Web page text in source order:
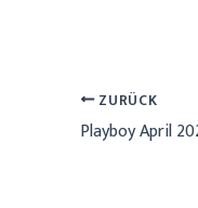
ZURÜCK
Playboy April